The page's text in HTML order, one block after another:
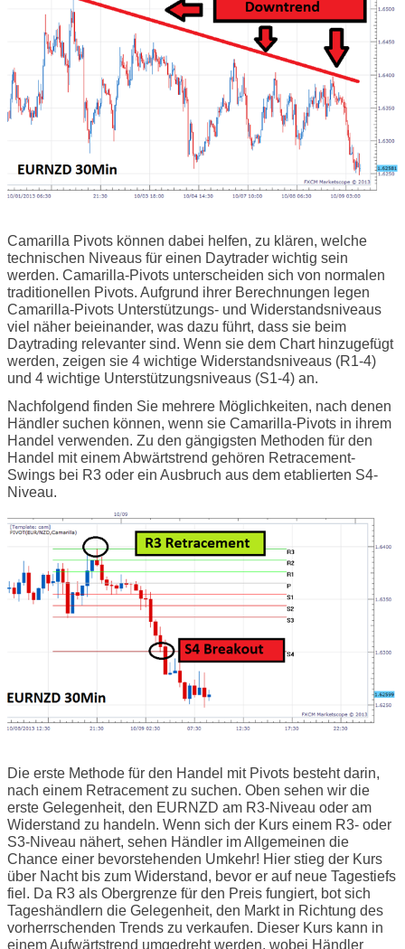
Camarilla Pivots können dabei helfen, zu klären, welche
technischen Niveaus für einen Daytrader wichtig sein
werden. Camarilla-Pivots unterscheiden sich von normalen
traditionellen Pivots. Aufgrund ihrer Berechnungen legen
Camarilla-Pivots Unterstützungs- und Widerstandsniveaus
viel näher beieinander, was dazu führt, dass sie beim
Daytrading relevanter sind. Wenn sie dem Chart hinzugefügt
werden, zeigen sie 4 wichtige Widerstandsniveaus (R1-4)
und 4 wichtige Unterstützungsniveaus (S1-4) an.
Nachfolgend finden Sie mehrere Möglichkeiten, nach denen
Händler suchen können, wenn sie Camarilla-Pivots in ihrem
Handel verwenden. Zu den gängigsten Methoden für den
Handel mit einem Abwärtstrend gehören Retracement-
Swings bei R3 oder ein Ausbruch aus dem etablierten S4-
Niveau.
Die erste Methode für den Handel mit Pivots besteht darin,
nach einem Retracement zu suchen. Oben sehen wir die
erste Gelegenheit, den EURNZD am R3-Niveau oder am
Widerstand zu handeln. Wenn sich der Kurs einem R3- oder
S3-Niveau nähert, sehen Händler im Allgemeinen die
Chance einer bevorstehenden Umkehr! Hier stieg der Kurs
über Nacht bis zum Widerstand, bevor er auf neue Tagestiefs
fiel. Da R3 als Obergrenze für den Preis fungiert, bot sich
Tageshändlern die Gelegenheit, den Markt in Richtung des
vorherrschenden Trends zu verkaufen. Dieser Kurs kann in
einem Aufwärtstrend umgedreht werden, wobei Händler